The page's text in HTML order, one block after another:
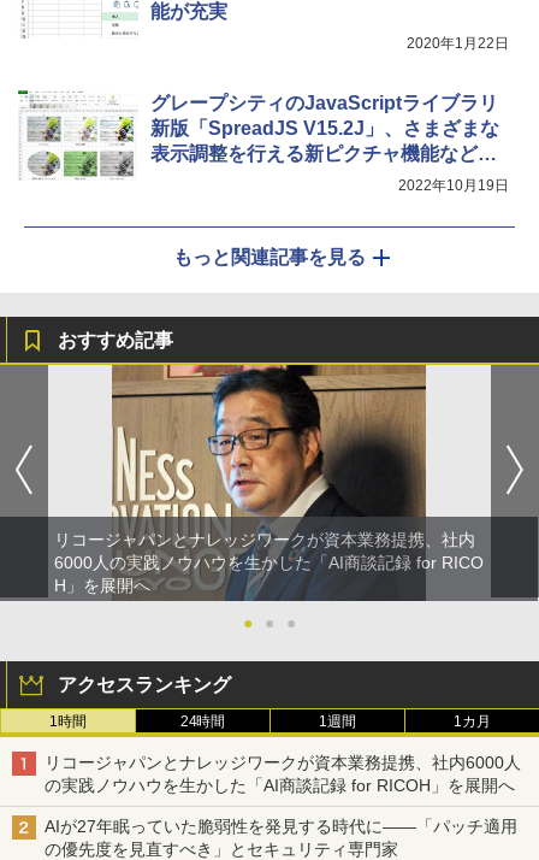
能が充実
2020年1月22日
グレープシティのJavaScriptライブラリ
新版「SpreadJS V15.2J」、さまざまな
表示調整を行える新ピクチャ機能などを
2022年10月19日
もっと関連記事を見る
おすすめ記事
リコージャパンとナレッジワークが資本業務提携、社内
6000人の実践ノウハウを生かした「AI商談記録 for RICO
H」を展開へ
●
● ●
アクセスランキング
1時間 24時間 1週間 1カ月
リコージャパンとナレッジワークが資本業務提携、社内6000人
の実践ノウハウを生かした「AI商談記録 for RICOH」を展開へ
AIが27年眠っていた脆弱性を発見する時代に――「パッチ適用
の優先度を見直すべき」とセキュリティ専門家